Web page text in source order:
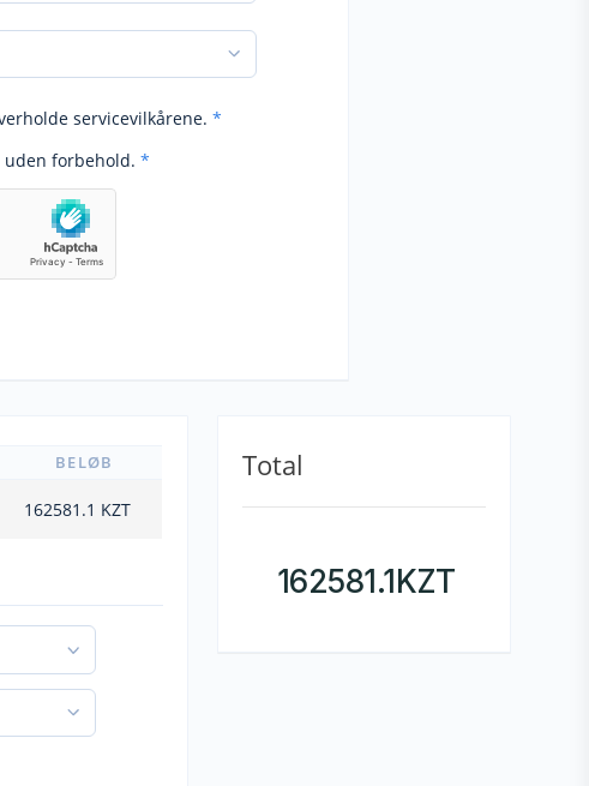
servicevilkårene. *
uden forbehold. *
BELØB
162581.1 KZT
Total
162581.1KZT